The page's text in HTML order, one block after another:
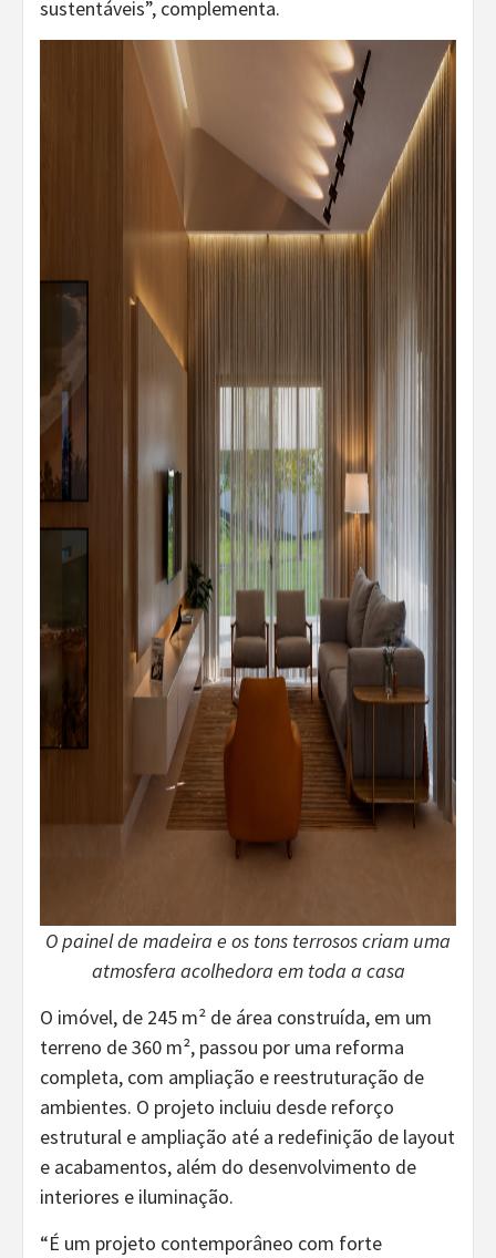
sustentáveis”, complementa.
O painel de madeira e os tons terrosos criam uma
atmosfera acolhedora em toda a casa
O imóvel, de 245 m² de área construída, em um
terreno de 360 m², passou por uma reforma
completa, com ampliação e reestruturação de
ambientes. O projeto incluiu desde reforço
estrutural e ampliação até a redefinição de layout
e acabamentos, além do desenvolvimento de
interiores e iluminação.
“É um projeto contemporâneo com forte